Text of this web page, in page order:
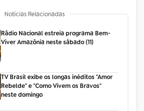
Notícias Relacionadas
Rádio Nacional estreia programa Bem-
Viver Amazônia neste sábado (11)
TV Brasil exibe os longas inéditos "Amor
Rebelde" e "Como Vivem os Bravos"
neste domingo